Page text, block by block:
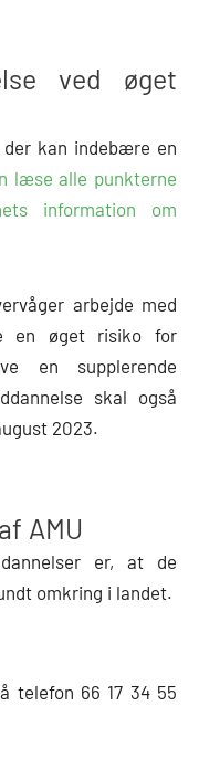
ved øget
kan indebære en
læse alle punkterne
information om
arbejde med
en øget risiko for
en supplerende
skal også
2023.
AMU
er, at de
omkring i landet.
telefon 66 17 34 55